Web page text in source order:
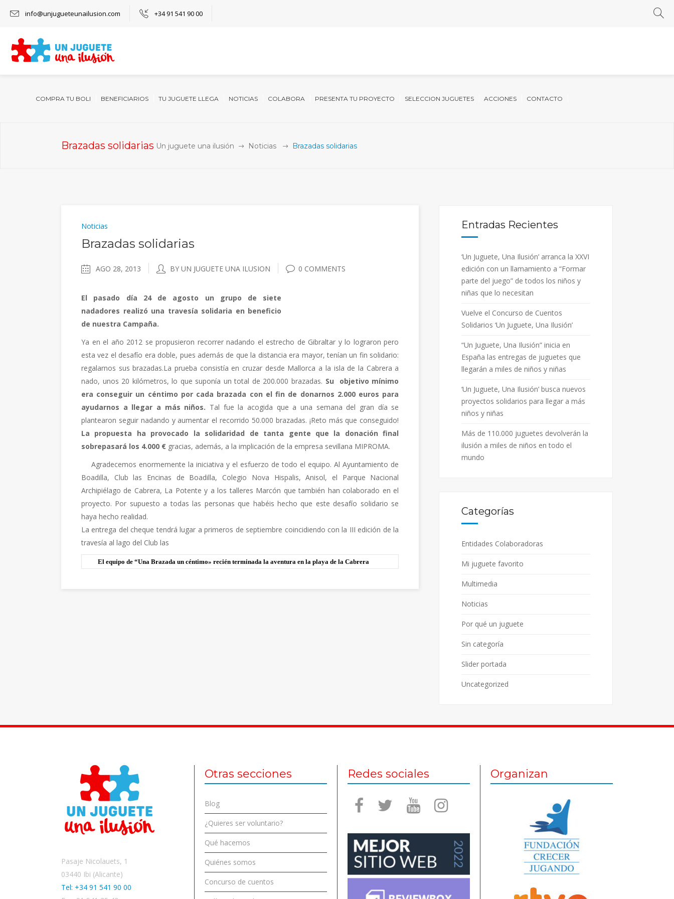
info@unjugueteunailusion.com +34 91 541 90 00
COMPRA TU BOLI BENEFICIARIOS TU JUGUETE LLEGA NOTICIAS COLABORA PRESENTA TU PROYECTO SELECCION JUGUETES ACCIONES CONTACTO
Brazadas solidarias Un juguete una ilusión Noticias Brazadas solidarias
Noticias
Brazadas solidarias
AGO 28, 2013 BY UN JUGUETE UNA ILUSION 0 COMMENTS
El pasado día 24 de agosto un grupo de siete
nadadores realizó una travesía solidaria en beneficio
de nuestra Campaña.
Ya en el año 2012 se propusieron recorrer nadando el estrecho de Gibraltar y lo lograron pero
esta vez el desafío era doble, pues además de que la distancia era mayor, tenían un fin solidario:
regalarnos sus brazadas.La prueba consistía en cruzar desde Mallorca a la isla de la Cabrera a
nado, unos 20 kilómetros, lo que suponía un total de 200.000 brazadas. Su objetivo mínimo
era conseguir un céntimo por cada brazada con el fin de donarnos 2.000 euros para
ayudarnos a llegar a más niños. Tal fue la acogida que a una semana del gran día se
plantearon seguir nadando y aumentar el recorrido 50.000 brazadas. ¡Reto más que conseguido!
La propuesta ha provocado la solidaridad de tanta gente que la donación final
sobrepasará los 4.000 € gracias, además, a la implicación de la empresa sevillana MIPROMA.
Agradecemos enormemente la iniciativa y el esfuerzo de todo el equipo. Al Ayuntamiento de
Boadilla, Club las Encinas de Boadilla, Colegio Nova Hispalis, Anisol, el Parque Nacional
Archipiélago de Cabrera, La Potente y a los talleres Marcón que también han colaborado en el
proyecto. Por supuesto a todas las personas que habéis hecho que este desafío solidario se
haya hecho realidad.
La entrega del cheque tendrá lugar a primeros de septiembre coincidiendo con la III edición de la
travesía al lago del Club las
El equipo de “Una Brazada un céntimo» recién terminada la aventura en la playa de la Cabrera
Entradas Recientes
‘Un Juguete, Una Ilusión’ arranca la XXVI
edición con un llamamiento a “Formar
parte del juego” de todos los niños y
niñas que lo necesitan
Vuelve el Concurso de Cuentos
Solidarios ‘Un Juguete, Una Ilusión’
“Un Juguete, Una Ilusión” inicia en
España las entregas de juguetes que
llegarán a miles de niños y niñas
‘Un Juguete, Una Ilusión’ busca nuevos
proyectos solidarios para llegar a más
niños y niñas
Más de 110.000 juguetes devolverán la
ilusión a miles de niños en todo el
mundo
Categorías
Entidades Colaboradoras
Mi juguete favorito
Multimedia
Noticias
Por qué un juguete
Sin categoría
Slider portada
Uncategorized
Pasaje Nicolauets, 1
03440 Ibi (Alicante)
Tel: +34 91 541 90 00
Otras secciones
Blog
¿Quieres ser voluntario?
Qué hacemos
Quiénes somos
Concurso de cuentos
Redes sociales Organizan